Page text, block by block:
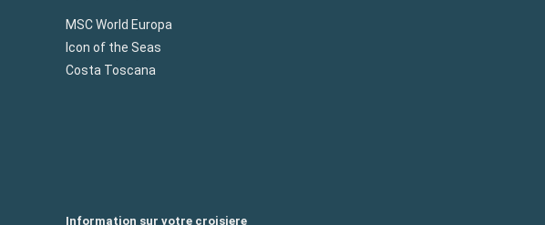
MSC World Europa
Icon of the Seas
Costa Toscana
Information sur votre croisiere